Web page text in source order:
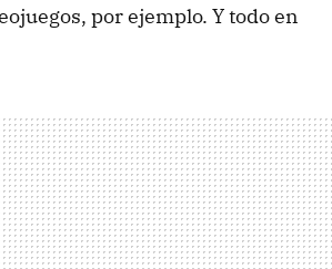
por ejemplo. Y todo en